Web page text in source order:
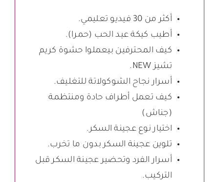
أكثر من 30 فيديو تعليمي.
أطيب كيكة عيد الحب (حمرا).
كيف المحترفين بيعملوا حشوة كريم
تشيز NEW.
أسرار نجاح الشوكولاتة للتغليف.
كيف تعمل أطراف حادة ومنتظمة
(جناش)
اختيار نوع عجينة السكر.
تلوين عجينة السكر بدون ما تخرب.
أسرار الفرد وتحضير عجينة السكر قبل
التركيب.